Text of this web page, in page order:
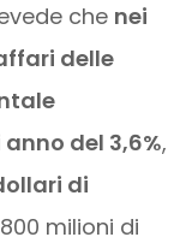
che nei
delle
del 3,6%,
di
milioni di